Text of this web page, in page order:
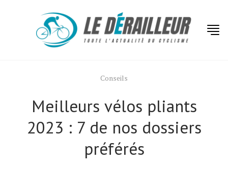
Conseils
Meilleurs vélos pliants
2023 : 7 de nos dossiers
préférés